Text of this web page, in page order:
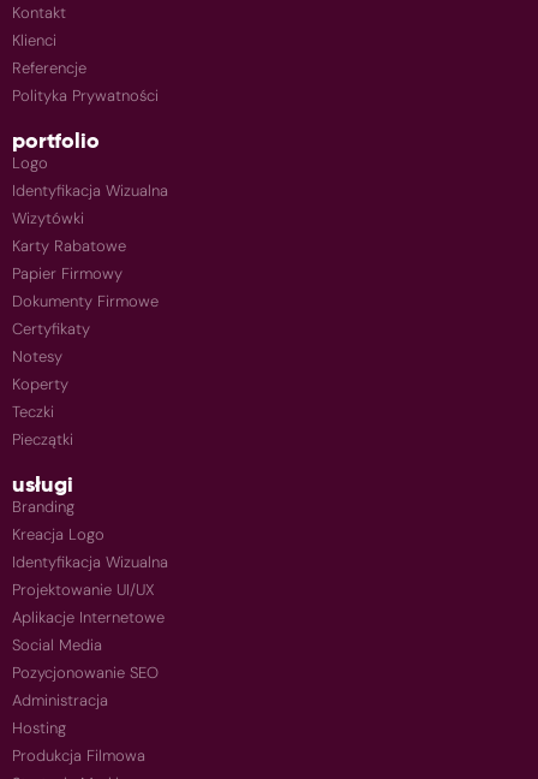
Kontakt
Klienci
Referencje
Polityka Prywatności
portfolio
Logo
Identyfikacja Wizualna
Wizytówki
Karty Rabatowe
Papier Firmowy
Dokumenty Firmowe
Certyfikaty
Notesy
Koperty
Teczki
Pieczątki
usługi
Branding
Kreacja Logo
Identyfikacja Wizualna
Projektowanie UI/UX
Aplikacje Internetowe
Social Media
Pozycjonowanie SEO
Administracja
Hosting
Produkcja Filmowa